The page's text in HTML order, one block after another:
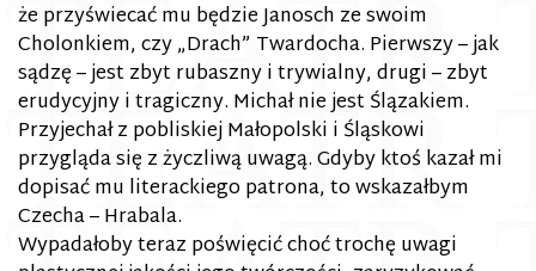
że przyświecać mu będzie Janosch ze swoim
Cholonkiem, czy „Drach” Twardocha. Pierwszy – jak
sądzę – jest zbyt rubaszny i trywialny, drugi – zbyt
erudycyjny i tragiczny. Michał nie jest Ślązakiem.
Przyjechał z pobliskiej Małopolski i Śląskowi
przygląda się z życzliwą uwagą. Gdyby ktoś kazał mi
dopisać mu literackiego patrona, to wskazałbym
Czecha – Hrabala.
Wypadałoby teraz poświęcić choć trochę uwagi